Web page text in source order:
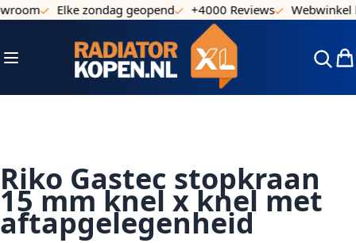
Ga naar de inhoud
Elke zondag geopend +4000 Reviews Webwinkel
Toggle Nav
Riko Gastec stopkraan
15 mm knel x knel met
aftapgelegenheid